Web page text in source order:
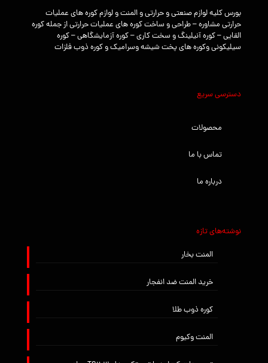
بورس کلیه لوازم صنعتی و حرارتی و المنت و لوازم کوره های عملیات
حرارتی مشاوره – طراحی و ساخت کوره های عملیات حرارتی از جمله کوره
القایی – کوره آنیلینگ و سخت کاری – کوره آزمایشگاهی – کوره
سیلیکونی وکوره های پخت شیشه وسرامیک و کوره ذوب فلزات
دسترسی سریع
محصولات
تماس با ما
درباره ما
نوشته‌های تازه
المنت بخار
خرید المنت ضد انفجار
کوره ذوب طلا
المنت وکیوم